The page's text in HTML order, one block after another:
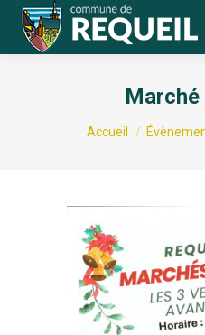
Marché
Vous êtes ici :
Accueil